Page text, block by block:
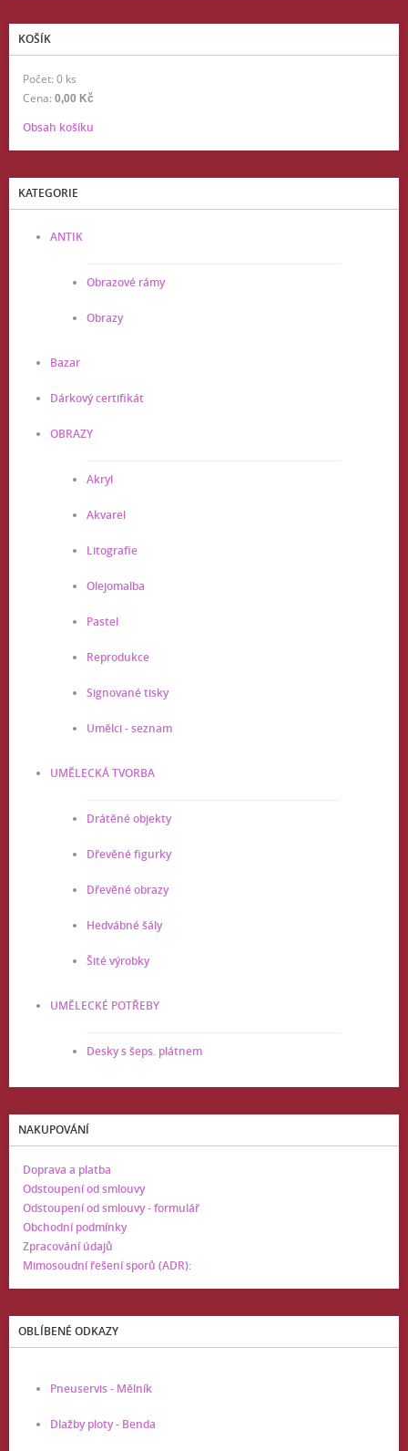
KOŠÍK
Počet: 0 ks
Cena: 0,00 Kč
Obsah košíku
KATEGORIE
ANTIK
Obrazové rámy
Obrazy
Bazar
Dárkový certifikát
OBRAZY
Akryl
Akvarel
Litografie
Olejomalba
Pastel
Reprodukce
Signované tisky
Umělci - seznam
UMĚLECKÁ TVORBA
Drátěné objekty
Dřevěné figurky
Dřevěné obrazy
Hedvábné šály
Šité výrobky
UMĚLECKÉ POTŘEBY
Desky s šeps. plátnem
NAKUPOVÁNÍ
Doprava a platba
Odstoupení od smlouvy
Odstoupení od smlouvy - formulář
Obchodní podmínky
Zpracování údajů
Mimosoudní řešení sporů (ADR):
OBLÍBENÉ ODKAZY
Pneuservis - Mělník
Dlažby ploty - Benda